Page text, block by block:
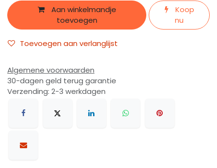
Aan winkelmandje
toevoegen
Koop
nu
Toevoegen aan verlanglijst
Algemene voorwaarden
30-dagen geld terug garantie
Verzending: 2-3 werkdagen